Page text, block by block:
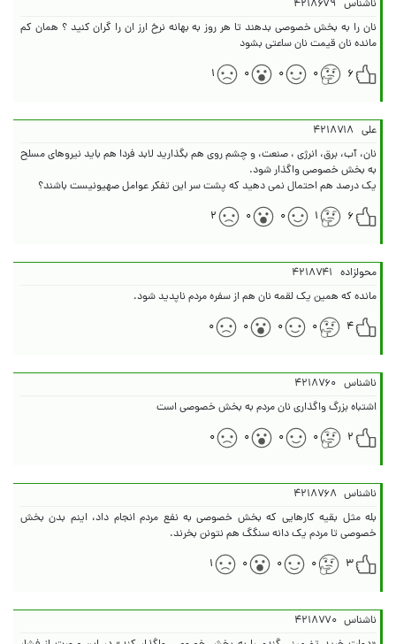
ناشناس ۴۲۱۸۶۷۹
نان را به بخش خصوصی بدهند تا هر روز به بهانه نرخ ارز ان را گران کنید ؟ همان کم
مانده نان قیمت نان ساعتی بشود
۶
۰ ۰ ۰ ۱
علی ۴۲۱۸۷۱۸
نان، آب، برق، انرژی ، صنعت، و چشم روی هم بگذارید لابد فردا هم باید نیروهای مسلح
یک درصد هم احتمال نمی دهید که پشت سر این تفکر عوامل صهیونیست باشند؟
۶
۱ ۰ ۰ ۲
محولزاده ۴۲۱۸۷۴۱
مانده که همین یک لقمه نان هم از سفره مردم ناپدید شود.
۴
۰ ۰ ۰ ۰
ناشناس ۴۲۱۸۷۶۰
اشتباه بزرگ واگذاری نان مردم به بخش خصوصی است
۲
۰ ۰ ۰ ۰
ناشناس ۴۲۱۸۷۶۸
بله مثل بقیه کارهایی که بخش خصوصی به نفع مردم انجام داد، اینم بدن بخش
خصوصی تا مردم یک دانه سنگگ هم نتونن بخرند.
۳
۰ ۰ ۰ ۱
ناشناس ۴۲۱۸۷۷۰